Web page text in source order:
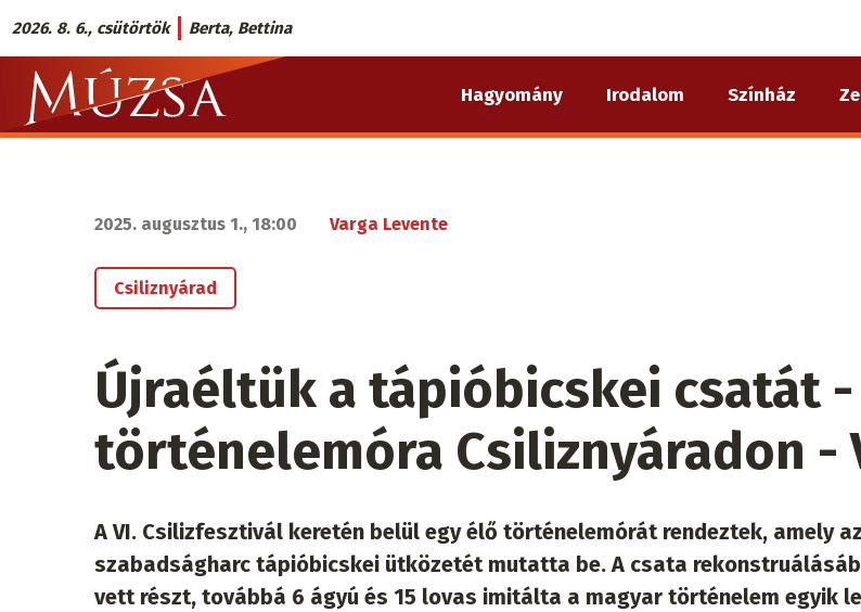
Ugrás
a
tartalomra
2026. 8. 6., csütörtök Berta, Bettina
Múzsa.sk
fő
Hagyomány Irodalom Színház
2025. augusztus 1., 18:00 Varga Levente
Csiliznyárad
Újraéltük a tápióbicskei csatát
történelemóra Csiliznyáradon -
A VI. Csilizfesztivál keretén belül egy élő történelemórát rendeztek, amely
szabadságharc tápióbicskei ütközetét mutatta be. A csata
vett részt, továbbá 6 ágyú és 15 lovas imitálta a magyar történelem egyik